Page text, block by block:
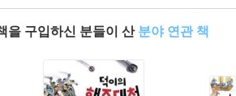
을 구입하신 분들이 산 분야 연관 책